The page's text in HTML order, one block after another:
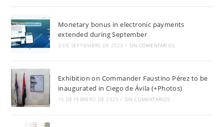
Monetary bonus in electronic payments
extended during September
3 DE SEPTIEMBRE DE 2023 / SIN COMENTARIOS
Exhibition on Commander Faustino Pérez to be
inaugurated in Ciego de Ávila (+Photos)
15 DE FEBRERO DE 2023 / SIN COMENTARIOS